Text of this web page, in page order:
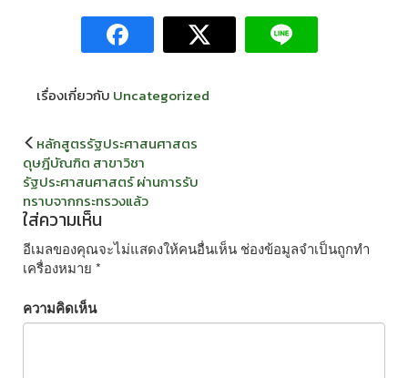
เรื่องเกี่ยวกับ Uncategorized
แนะแนว
เรื่อง
หลักสูตรรัฐประศาสนศาสตร
ดุษฎีบัณฑิต สาขาวิชา
รัฐประศาสนศาสตร์ ผ่านการรับ
ทราบจากกระทรวงแล้ว
ใส่ความเห็น
อีเมลของคุณจะไม่แสดงให้คนอื่นเห็น ช่องข้อมูลจำเป็นถูกทำ
เครื่องหมาย *
ความคิดเห็น